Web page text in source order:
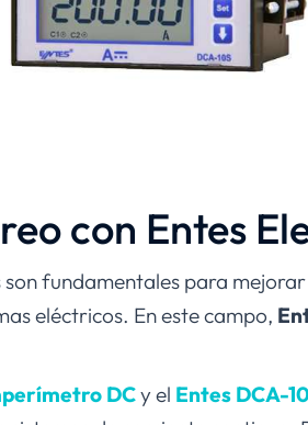
con Entes
fundamentales para
eléctricos. En este campo,
DCy el Entes DCA-